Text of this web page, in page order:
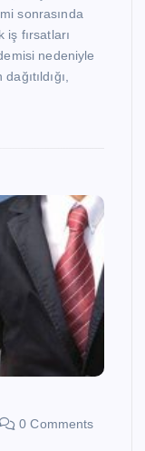
sonrasında
fırsatları
nedeniyle
0 Comments